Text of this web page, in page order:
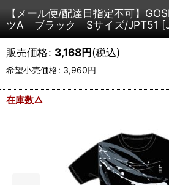
【メール便/配達日指定不可】
ツA ブラック Sサイズ/JPT51 [
販売価格: 3,168円(税込)
希望小売価格: 3,960円
在庫数△